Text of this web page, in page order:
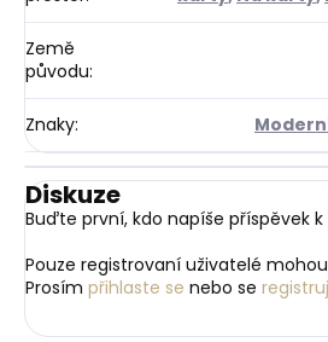
Země
původu:
Znaky:
Diskuze
Buďte první, kdo napíše příspěvek
Pouze registrovaní uživatelé
Prosím přihlaste se nebo se